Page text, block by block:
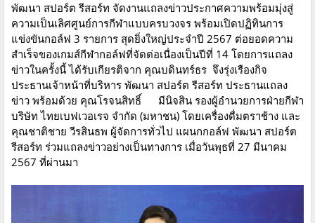
พัฒนา สปอร์ต รีสอร์ท จัดงานแถลงข่าวประกาศความพร้อมมุ่งสู่
ความเป็นเลิศศูนย์การกีฬาแบบครบวงจร พร้อมเปิดปฏิทินการ
แข่งขันกอล์ฟ 3 รายการ สุดยิ่งใหญ่ประจำปี 2567 ต่อยอดความ
สำเร็จของเกมส์กีฬากอล์ฟที่จัดต่อเนื่องเป็นปีที่ 14 โดยการแถลง
ข่าวในครั้งนี้ ได้รับเกียรติจาก คุณบดินทร์ธร จึงรุ่งเรืองกิจ
ประธานเจ้าหน้าที่บริหาร พัฒนา สปอร์ต รีสอร์ท ประธานแถลง
ข่าว พร้อมด้วย คุณโรจนสิทธิ์ มีนิจสิน รองผู้อำนวยการฝ่ายกีฬา
บริษัท ไทยเบฟเวอเรจ จำกัด (มหาชน) โดยเครื่องดื่มตราช้าง และ
คุณชาติชาย วีรสินธพ ผู้จัดการทั่วไป แผนกกอล์ฟ พัฒนา สปอร์ต
รีสอร์ท ร่วมแถลงข่าวอย่างเป็นทางการ เมื่อวันพุธที่ 27 มีนาคม
2567 ที่ผ่านมา